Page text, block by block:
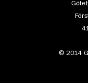
© 2014